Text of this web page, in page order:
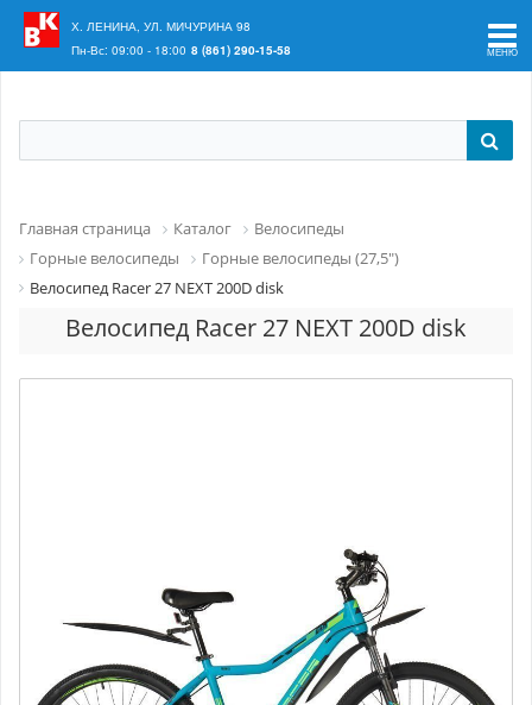
Ваш регион:
Х. ЛЕНИНА, УЛ. МИЧУРИНА 98
Пн-Вс: 09:00 - 18:00 8 (861) 290-15-58
Главная страница Каталог
Велосипеды
Горные велосипеды
Горные велосипеды (27,5")
Велосипед Racer 27 NEXT 200D disk
Велосипед Racer 27 NEXT 200D disk